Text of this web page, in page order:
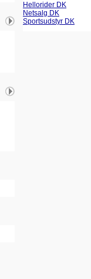
Hellorider DK
Netsalg DK
Sportsudstyr DK